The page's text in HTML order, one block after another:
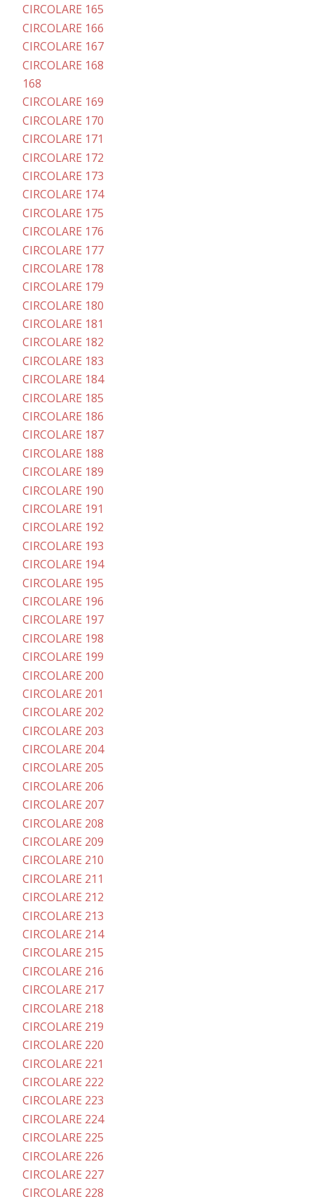
CIRCOLARE 165
CIRCOLARE 166
CIRCOLARE 167
CIRCOLARE 168
168
CIRCOLARE 169
CIRCOLARE 170
CIRCOLARE 171
CIRCOLARE 172
CIRCOLARE 173
CIRCOLARE 174
CIRCOLARE 175
CIRCOLARE 176
CIRCOLARE 177
CIRCOLARE 178
CIRCOLARE 179
CIRCOLARE 180
CIRCOLARE 181
CIRCOLARE 182
CIRCOLARE 183
CIRCOLARE 184
CIRCOLARE 185
CIRCOLARE 186
CIRCOLARE 187
CIRCOLARE 188
CIRCOLARE 189
CIRCOLARE 190
CIRCOLARE 191
CIRCOLARE 192
CIRCOLARE 193
CIRCOLARE 194
CIRCOLARE 195
CIRCOLARE 196
CIRCOLARE 197
CIRCOLARE 198
CIRCOLARE 199
CIRCOLARE 200
CIRCOLARE 201
CIRCOLARE 202
CIRCOLARE 203
CIRCOLARE 204
CIRCOLARE 205
CIRCOLARE 206
CIRCOLARE 207
CIRCOLARE 208
CIRCOLARE 209
CIRCOLARE 210
CIRCOLARE 211
CIRCOLARE 212
CIRCOLARE 213
CIRCOLARE 214
CIRCOLARE 215
CIRCOLARE 216
CIRCOLARE 217
CIRCOLARE 218
CIRCOLARE 219
CIRCOLARE 220
CIRCOLARE 221
CIRCOLARE 222
CIRCOLARE 223
CIRCOLARE 224
CIRCOLARE 225
CIRCOLARE 226
CIRCOLARE 227
CIRCOLARE 228